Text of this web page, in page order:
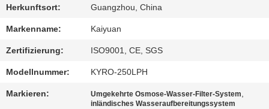
SIE
MIT
UNS
IN
VERBINDUNG
Herkunftsort: Guangzhou, China
Markenname: Kaiyuan
Zertifizierung: ISO9001, CE, SGS
Modellnummer: KYRO-250LPH
Markieren: Umgekehrte Osmose-Wasser-Filter-System,
inländisches Wasseraufbereitungssystem